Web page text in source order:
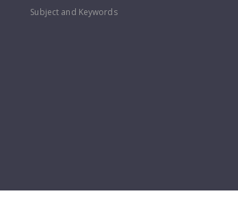
Subject and Keywords